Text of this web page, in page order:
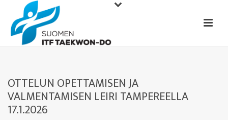
OTTELUN OPETTAMISEN JA
VALMENTAMISEN LEIRI TAMPEREELLA
17.1.2026